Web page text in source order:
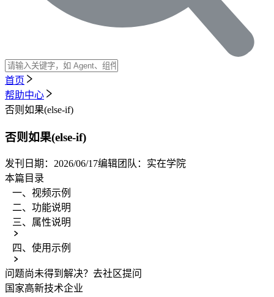
首页
帮助中心
否则如果(else-if)
否则如果(else-if)
发刊日期： 2026/06/17编辑团队： 实在学院
本篇目录
一、视频示例
二、功能说明
三、属性说明
四、使用示例
问题尚未得到解决？ 去社区提问
国家高新技术企业